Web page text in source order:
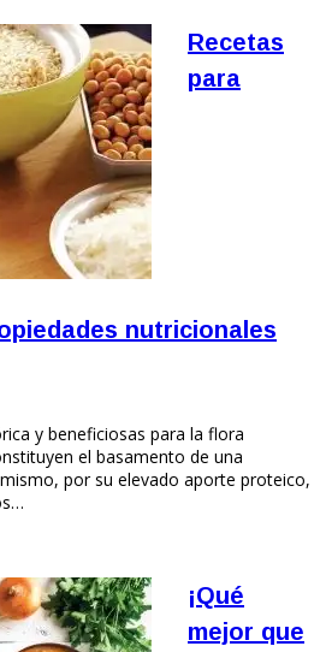
Recetas
para
nutricionales
y beneficiosas para la flora
el basamento de una
por su elevado aporte proteico,
¡Qué
mejor que